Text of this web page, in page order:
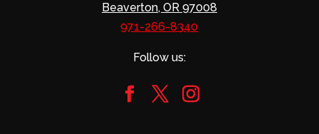
Beaverton, OR 97008
971-266-8340
Follow us: